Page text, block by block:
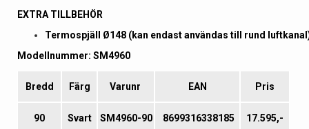
EXTRA TILLBEHÖR
Termospjäll Ø148 (kan endast användas till rund
Modellnummer: SM4960
Bredd Färg Varunr EAN Pris
90 Svart SM4960-90 8699316338185 17.595,-